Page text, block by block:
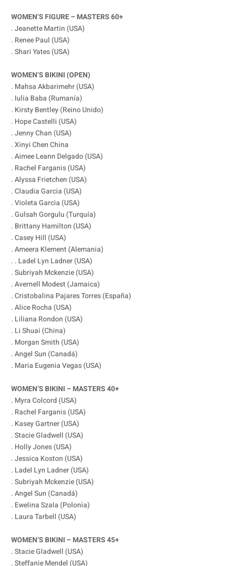
WOMEN’S FIGURE – MASTERS 60+
. Jeanette Martin (USA)
. Renee Paul (USA)
. Shari Yates (USA)
WOMEN’S BIKINI (OPEN)
. Mahsa Akbarimehr (USA)
. Iulia Baba (Rumanía)
. Kirsty Bentley (Reino Unido)
. Hope Castelli (USA)
. Jenny Chan (USA)
. Xinyi Chen China
. Aimee Leann Delgado (USA)
. Rachel Farganis (USA)
. Alyssa Frietchen (USA)
. Claudia Garcia (USA)
. Violeta Garcia (USA)
. Gulsah Gorgulu (Turquía)
. Brittany Hamilton (USA)
. Casey Hill (USA)
. Ameera Klement (Alemania)
. . Ladel Lyn Ladner (USA)
. Subriyah Mckenzie (USA)
. Avernell Modest (Jamaica)
. Cristobalina Pajares Torres (España)
. Alice Rocha (USA)
. Liliana Rondon (USA)
. Li Shuai (China)
. Morgan Smith (USA)
. Angel Sun (Canadá)
. Maria Eugenia Vegas (USA)
WOMEN’S BIKINI – MASTERS 40+
. Myra Colcord (USA)
. Rachel Farganis (USA)
. Kasey Gartner (USA)
. Stacie Gladwell (USA)
. Holly Jones (USA)
. Jessica Koston (USA)
. Ladel Lyn Ladner (USA)
. Subriyah Mckenzie (USA)
. Angel Sun (Canadá)
. Ewelina Szala (Polonia)
. Laura Tarbell (USA)
WOMEN’S BIKINI – MASTERS 45+
. Stacie Gladwell (USA)
. Steffanie Mendel (USA)